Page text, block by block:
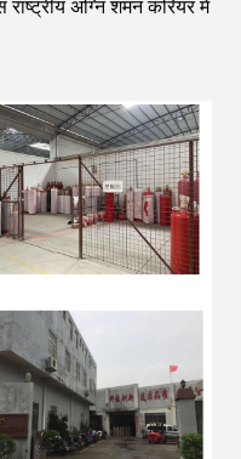
अग्नि शमन करियर में